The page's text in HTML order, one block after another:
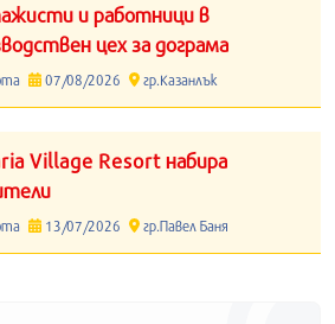
и работници в
цех за дограма
07/08/2026 гр.Казанлък
Village Resort набира
13/07/2026 гр.Павел Баня